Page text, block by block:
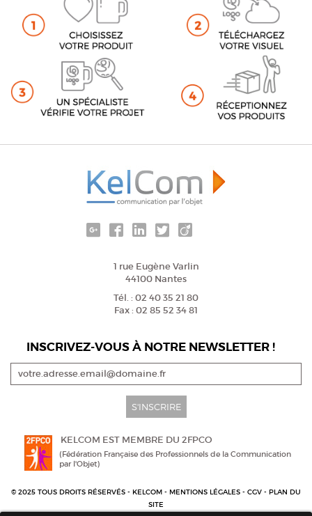
1 rue Eugène Varlin
44100 Nantes
Tél. : 02 40 35 21 80
Fax : 02 85 52 34 81
INSCRIVEZ-VOUS À NOTRE NEWSLETTER !
S'INSCRIRE
KELCOM EST MEMBRE DU 2FPCO
(Fédération Française des Professionnels de la Communication
par l'Objet)
© 2025 TOUS DROITS RÉSERVÉS - KELCOM - MENTIONS LÉGALES - CGV - PLAN DU
SITE